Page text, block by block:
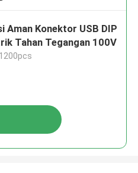
Aman Konektor USB DIP
Tahan Tegangan 100V